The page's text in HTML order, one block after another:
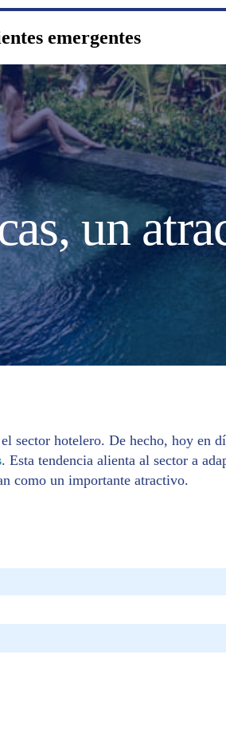
emergentes
un
sector hotelero. De hecho, hoy en
. Esta tendencia alienta al sector a
como un importante atractivo.